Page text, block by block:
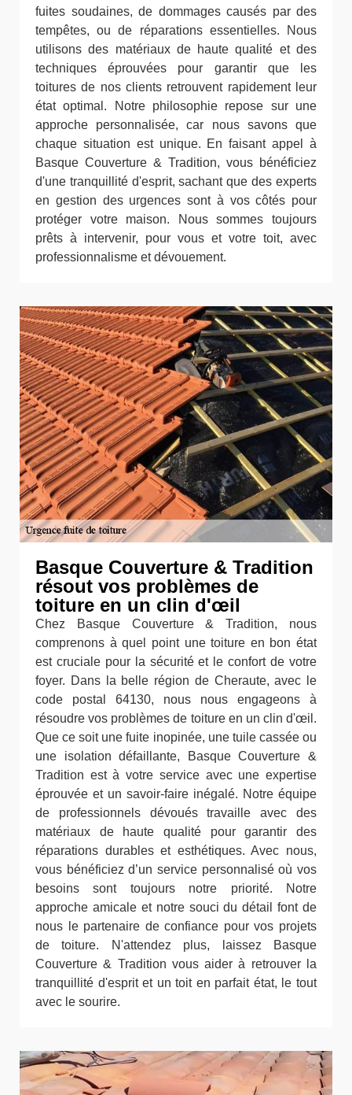
fuites soudaines, de dommages causés par des
tempêtes, ou de réparations essentielles. Nous
utilisons des matériaux de haute qualité et des
techniques éprouvées pour garantir que les
toitures de nos clients retrouvent rapidement leur
état optimal. Notre philosophie repose sur une
approche personnalisée, car nous savons que
chaque situation est unique. En faisant appel à
Basque Couverture & Tradition, vous bénéficiez
d'une tranquillité d'esprit, sachant que des experts
en gestion des urgences sont à vos côtés pour
protéger votre maison. Nous sommes toujours
prêts à intervenir, pour vous et votre toit, avec
professionnalisme et dévouement.
Basque Couverture & Tradition
résout vos problèmes de
toiture en un clin d'œil
Chez Basque Couverture & Tradition, nous
comprenons à quel point une toiture en bon état
est cruciale pour la sécurité et le confort de votre
foyer. Dans la belle région de Cheraute, avec le
code postal 64130, nous nous engageons à
résoudre vos problèmes de toiture en un clin d'œil.
Que ce soit une fuite inopinée, une tuile cassée ou
une isolation défaillante, Basque Couverture &
Tradition est à votre service avec une expertise
éprouvée et un savoir-faire inégalé. Notre équipe
de professionnels dévoués travaille avec des
matériaux de haute qualité pour garantir des
réparations durables et esthétiques. Avec nous,
vous bénéficiez d’un service personnalisé où vos
besoins sont toujours notre priorité. Notre
approche amicale et notre souci du détail font de
nous le partenaire de confiance pour vos projets
de toiture. N'attendez plus, laissez Basque
Couverture & Tradition vous aider à retrouver la
tranquillité d'esprit et un toit en parfait état, le tout
avec le sourire.